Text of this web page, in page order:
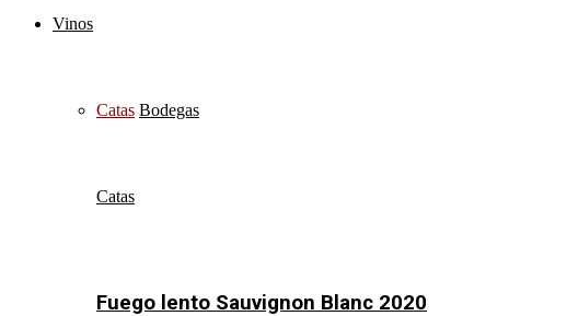
Vinos
Catas Bodegas
Catas
Fuego lento Sauvignon Blanc 2020